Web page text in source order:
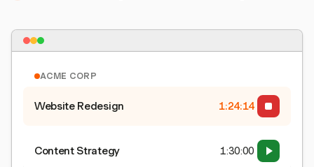
ACME CORP
Website Redesign 1:24:15
Content Strategy 1:30:00